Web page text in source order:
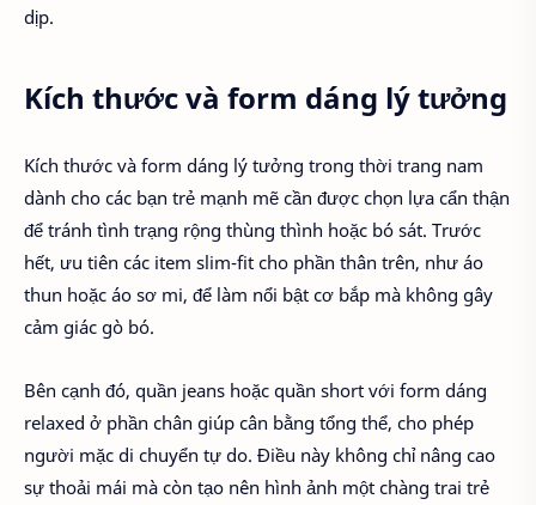
dịp.
Kích thước và form dáng lý tưởng
Kích thước và form dáng lý tưởng trong thời trang nam
dành cho các bạn trẻ mạnh mẽ cần được chọn lựa cẩn thận
để tránh tình trạng rộng thùng thình hoặc bó sát. Trước
hết, ưu tiên các item slim-fit cho phần thân trên, như áo
thun hoặc áo sơ mi, để làm nổi bật cơ bắp mà không gây
cảm giác gò bó.
Bên cạnh đó, quần jeans hoặc quần short với form dáng
relaxed ở phần chân giúp cân bằng tổng thể, cho phép
người mặc di chuyển tự do. Điều này không chỉ nâng cao
sự thoải mái mà còn tạo nên hình ảnh một chàng trai trẻ